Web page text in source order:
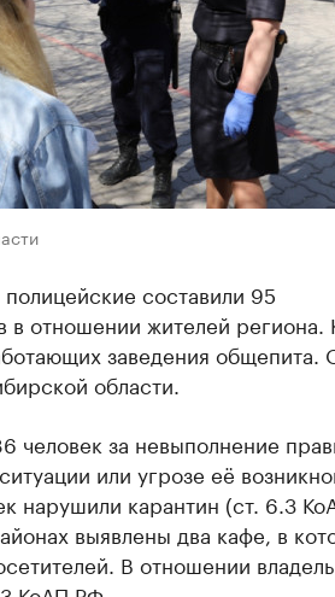
составили 95
в отношении жителей региона.
заведения общепита.
области.
человек за невыполнение
или угрозе её
нарушили карантин (ст. 6.3
выявлены два кафе, в
В отношении